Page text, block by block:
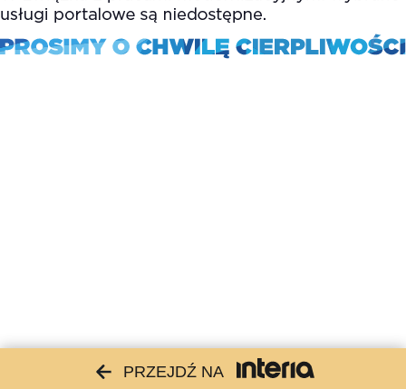
PRZEJDŹ NA